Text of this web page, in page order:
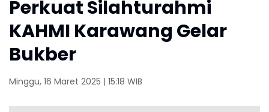
Perkuat Silahturahmi
KAHMI Karawang Gelar
Bukber
Minggu, 16 Maret 2025 | 15:18 WIB